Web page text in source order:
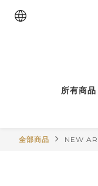
所有商品
全部商品 NEW